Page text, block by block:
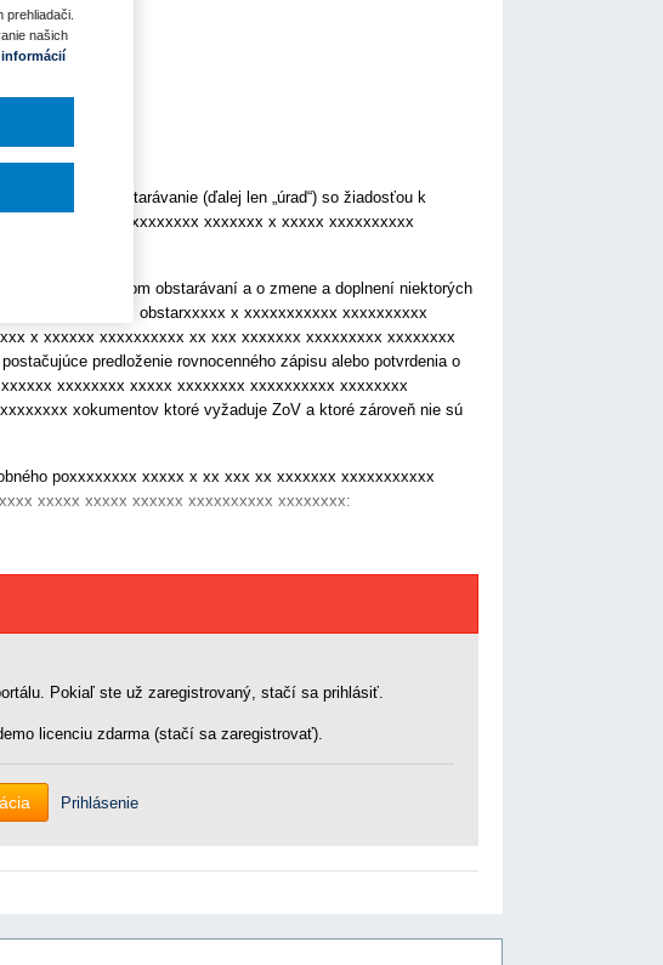
verejné obstarávanie (ďalej len „úrad“) so žiadosťou k
a doplnení xxxxxxxxxx xxxxxxx x xxxxx xxxxxxxxxx
Z.z. o verejnom obstarávaní a o zmene a doplnení niektorých
vo verejnom obstarxxxxx x xxxxxxxxxxx xxxxxxxxxx
x xxxxxx xxxxxxxxxx xx xxx xxxxxxx xxxxxxxxx xxxxxxxx
predloženie rovnocenného zápisu alebo potvrdenia o
xxxxxxxx xxxxx xxxxxxxx xxxxxxxxxx xxxxxxxx
xokumentov ktoré vyžaduje ZoV a ktoré zároveň nie sú
poxxxxxxxx xxxxx x xx xxx xx xxxxxxx xxxxxxxxxxx
xxxxx xxxxx xxxxxx xxxxxxxxxx xxxxxxxx:
Pokiaľ ste už zaregistrovaný, stačí sa prihlásiť.
licenciu zdarma (stačí sa zaregistrovať).
Prihlásenie
našich
informácií